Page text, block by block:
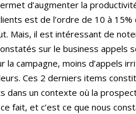
d’augmenter la
est de l’ordre de 10 à
Mais, il est intéressant de
sur le business appels
la campagne, moins d’appels
Ces 2 derniers items
dans un contexte où la
fait, et c’est ce que nous